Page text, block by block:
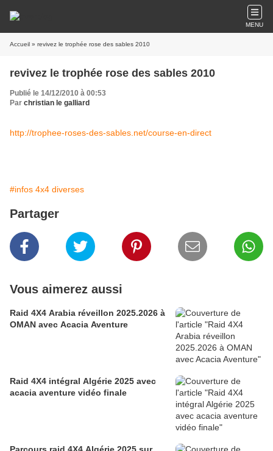
MENU
Accueil » revivez le trophée rose des sables 2010
revivez le trophée rose des sables 2010
Publié le 14/12/2010 à 00:53
Par christian le galliard
http://trophee-roses-des-sables.net/course-en-direct
#infos 4x4 diverses
Partager
Vous aimerez aussi
Raid 4X4 Arabia réveillon 2025.2026 à
OMAN avec Acacia Aventure
Raid 4X4 intégral Algérie 2025 avec
acacia aventure vidéo finale